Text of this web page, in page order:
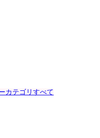
カテゴリすべて